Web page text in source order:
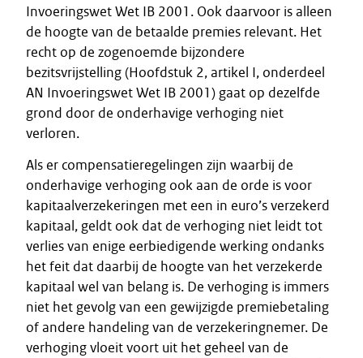
Invoeringswet Wet IB 2001. Ook daarvoor is alleen
de hoogte van de betaalde premies relevant. Het
recht op de zogenoemde bijzondere
bezitsvrijstelling (Hoofdstuk 2, artikel I, onderdeel
AN Invoeringswet Wet IB 2001) gaat op dezelfde
grond door de onderhavige verhoging niet
verloren.
Als er compensatieregelingen zijn waarbij de
onderhavige verhoging ook aan de orde is voor
kapitaalverzekeringen met een in euro’s verzekerd
kapitaal, geldt ook dat de verhoging niet leidt tot
verlies van enige eerbiedigende werking ondanks
het feit dat daarbij de hoogte van het verzekerde
kapitaal wel van belang is. De verhoging is immers
niet het gevolg van een gewijzigde premiebetaling
of andere handeling van de verzekeringnemer. De
verhoging vloeit voort uit het geheel van de